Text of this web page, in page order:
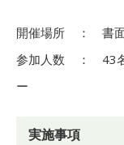
開催場所 ： 書
参加人数 ：
ー
実施事項